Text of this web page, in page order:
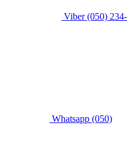
Viber(050) 234-
Whatsapp (050)